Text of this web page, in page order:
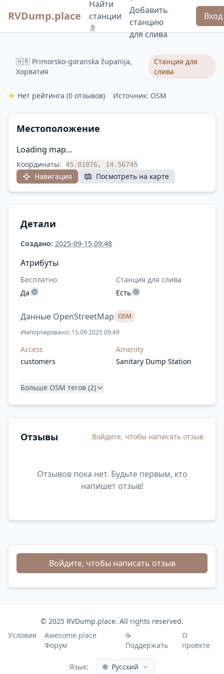
RVDump.place
Найти
станции
🚿
Добавить
станцию
для слива
Вход
🇭🇷 Primorsko-goranska županija,
Хорватия
Станция для
слива
★ Нет рейтинга (0 отзывов) Источник: OSM
Местоположение
Loading map...
Координаты: 45.01876, 14.56745
Навигация Посмотреть на карте
Детали
Создано: 2025-09-15 09:48
Атрибуты
Бесплатно
Да
Станция для слива
Есть
Данные OpenStreetMap OSM
Импортировано: 15.09.2025 09:49
Access
customers
Amenity
Sanitary Dump Station
Больше OSM тегов (2)
Отзывы Войдите, чтобы написать отзыв
Отзывов пока нет. Будьте первым, кто
напишет отзыв!
Войдите, чтобы написать отзыв
© 2025 RVDump.place. All rights reserved.
Условия
Awesome.place
Форум
☕
Поддержать
О
проекте
Язык: 🌐 Русский